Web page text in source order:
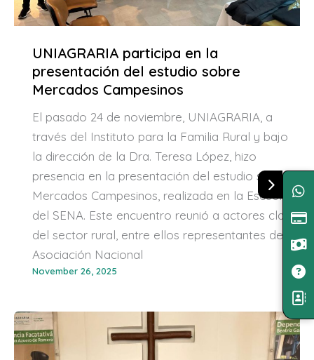
UNIAGRARIA participa en la
presentación del estudio sobre
Mercados Campesinos
El pasado 24 de noviembre, UNIAGRARIA, a
través del Instituto para la Familia Rural y bajo
la dirección de la Dra. Teresa López, hizo
presencia en la presentación del estudio sobre
Mercados Campesinos, realizada en la Escuela
del SENA. Este encuentro reunió a actores clave
del sector rural, entre ellos representantes de la
Asociación Nacional
November 26, 2025